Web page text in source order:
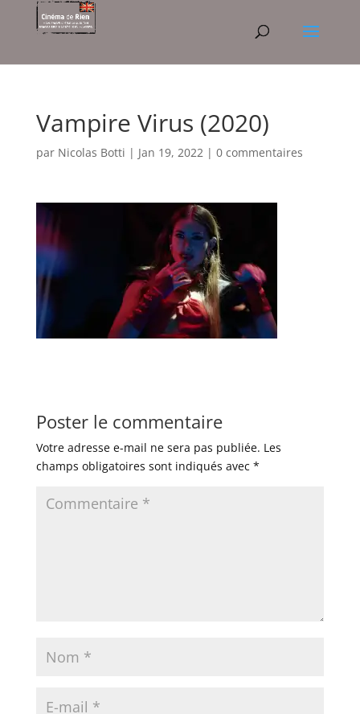
Vampire Virus (2020)
par Nicolas Botti | Jan 19, 2022| 0 commentaires
Poster le commentaire
Votre adresse e-mail ne sera pas publiée. Les
champs obligatoires sont indiqués avec *